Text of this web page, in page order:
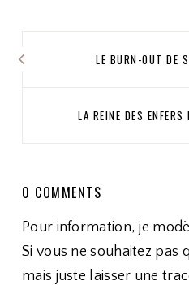
LE BURN-OUT DE
LA REINE DES
0 COMMENTS
Pour information, je
Si vous ne souhaitez pas
mais juste laisser une